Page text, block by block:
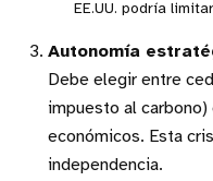
EE.UU. podría
Autonomía
Debe elegir entre
impuesto al
económicos. Esta
independencia.